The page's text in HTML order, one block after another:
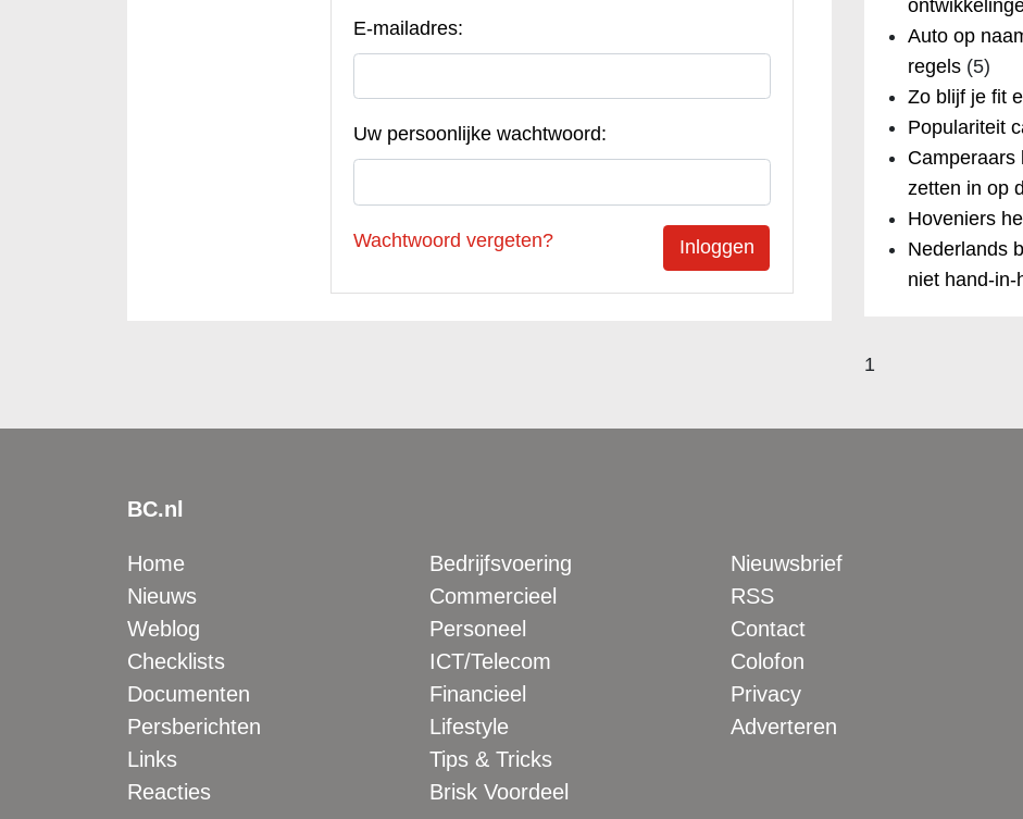
E-mailadres:
Uw persoonlijke wachtwoord:
Wachtwoord vergeten?
Auto op
regels(5)
Zo blijf je fit
Populariteit
Camperaars
zetten in op
Hoveniers
Nederlands
niet hand-in-
1
BC.nl
Home
Nieuws
Weblog
Checklists
Documenten
Persberichten
Links
Reacties
Bedrijfsvoering
Commercieel
Personeel
ICT/Telecom
Financieel
Lifestyle
Tips & Tricks
Brisk Voordeel
Nieuwsbrief
RSS
Contact
Colofon
Privacy
Adverteren